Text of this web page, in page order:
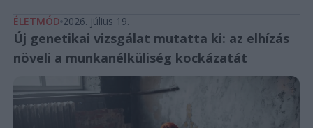
ÉLETMÓD 2026. július 19.
Új genetikai vizsgálat mutatta ki: az elhízás
növeli a munkanélküliség kockázatát